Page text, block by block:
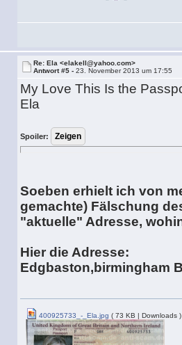
Re: Ela <elakell@yahoo.com>
Antwort #5 -23. November 2013 um 17:55
My Love This Is the
Ela
Spoiler:
Soeben erhielt ich von
gemachte) Fälschung
"aktuelle" Adresse,
Hier die Adresse:
Edgbaston,birmingham
400925733_-_Ela.jpg ( 73 KB | Downloads )